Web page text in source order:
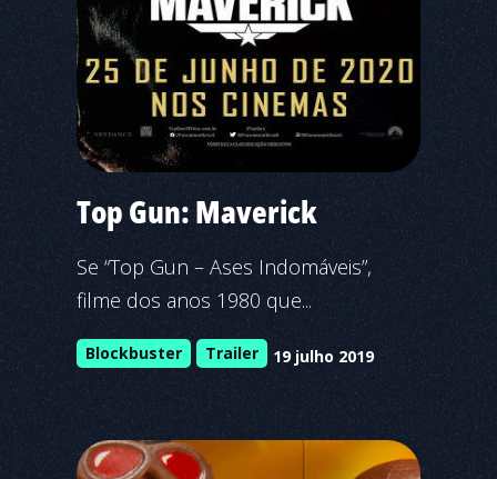
Top Gun: Maverick
Se “Top Gun – Ases Indomáveis”,
filme dos anos 1980 que...
Blockbuster Trailer 19 julho 2019